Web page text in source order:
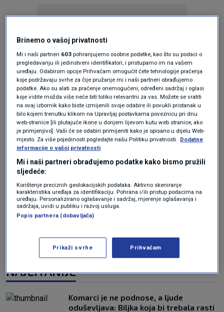
Oglas
Oglas
NAJČITANIJE
Komarci je ne podnose, a ljude
oduševljava: Biljka koja bi trebala rasti
Brinemo o vašoj privatnosti
Mi i naši partneri 603 pohranjujemo osobne podatke, kao što su podaci o
pregledavanju ili jedinstveni identifikatori, i pristupamo im na vašem
uređaju. Odabirom opcije Prihvaćam omogućit ćete tehnologije praćenja
koje podržavaju svrhe za čije pružanje mi i naši partneri obrađujemo
podatke. Ako su alati za praćenje onemogućeni, određeni sadržaj i oglasi
koje vidite možda više neće biti toliko relevantni za vas. Možete se vratiti
na ovaj izbornik kako biste izmijenili svoje odabire ili povukli pristanak u
bilo kojem trenutku klikom na Upravljaj postavkama poveznicu pri dnu
web-stranice [ili plutajuće ikone u donjem lijevom kutu web stranice, ako
je primjenjivo]. Vaši će se odabiri primijeniti kako je opisano u dijelu Web-
mjesto. Za više pojedinosti pogledajte našu Politiku privatnosti. Dodatne
informacije o vašoj privatnosti
Mi i naši partneri obrađujemo podatke kako bismo pružili
sljedeće:
Korištenje preciznih geolokacijskih podataka. Aktivno skeniranje
karakteristika uređaja za identifikaciju. Pohrana i/ili pristup podacima na
uređaju. Personalizirano oglašavanje i sadržaj, mjerenje oglašavanja i
sadržaja, uvidi u publiku i razvoj usluga.
Popis partnera (dobavljača)
Prikaži svrhe Prihvaćam